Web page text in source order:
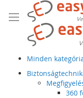
Minden
360